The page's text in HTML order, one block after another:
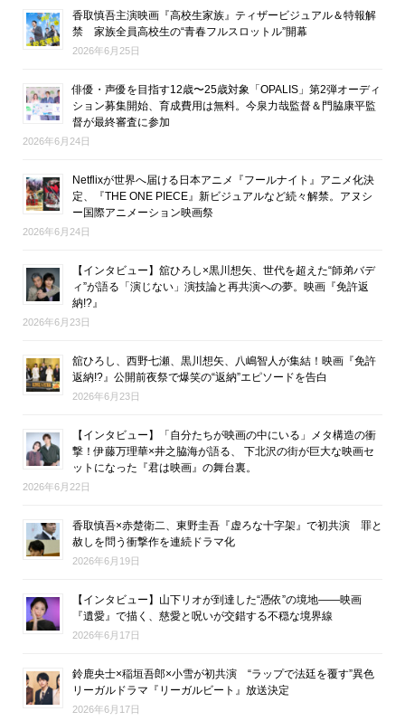
香取慎吾主演映画『高校生家族』ティザービジュアル＆特報解
禁 家族全員高校生の“青春フルスロットル”開幕
2026年6月25日
俳優・声優を目指す12歳〜25歳対象「OPALIS」第2弾オーディ
ション募集開始、育成費用は無料。今泉力哉監督＆門脇康平監
督が最終審査に参加
2026年6月24日
Netflixが世界へ届ける日本アニメ『フールナイト』アニメ化決
定、『THE ONE PIECE』新ビジュアルなど続々解禁。アヌシ
ー国際アニメーション映画祭
2026年6月24日
【インタビュー】舘ひろし×黒川想矢、世代を超えた“師弟バデ
ィ”が語る「演じない」演技論と再共演への夢。映画『免許返
納!?』
2026年6月23日
舘ひろし、西野七瀬、黒川想矢、八嶋智人が集結！映画『免許
返納!?』公開前夜祭で爆笑の“返納”エピソードを告白
2026年6月23日
【インタビュー】「自分たちが映画の中にいる」メタ構造の衝
撃！伊藤万理華×井之脇海が語る、 下北沢の街が巨大な映画セ
ットになった『君は映画』の舞台裏。
2026年6月22日
香取慎吾×赤楚衛二、東野圭吾『虚ろな十字架』で初共演 罪と
赦しを問う衝撃作を連続ドラマ化
2026年6月19日
【インタビュー】山下リオが到達した“憑依”の境地――映画
『遺愛』で描く、慈愛と呪いが交錯する不穏な境界線
2026年6月17日
鈴鹿央士×稲垣吾郎×小雪が初共演 “ラップで法廷を覆す”異色
リーガルドラマ『リーガルビート』放送決定
2026年6月17日